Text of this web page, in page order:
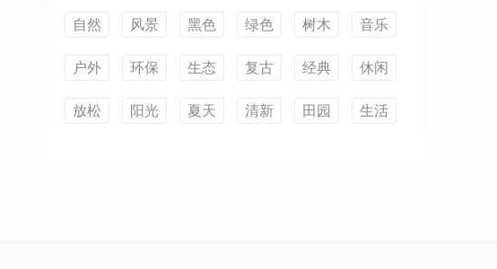
自然 风景 黑色 绿色 树木 音乐
户外 环保 生态 复古 经典 休闲
放松 阳光 夏天 清新 田园 生活